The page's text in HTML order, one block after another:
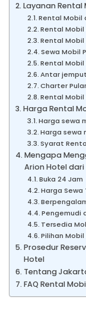
Layanan Rental
Rental Mobil
Rental Mobil
Rental
Sewa Mobil
Rental Mobil
Antar
Charter
Rental
Harga Rental
Harga sewa
Harga sewa
Syarat
Mengapa
Arion Hotel
Buka 24 Jam
Harga Sewa
Pengemudi
Tersedia
Pilihan
Prosedur
Hotel
Tentang
FAQ Rental